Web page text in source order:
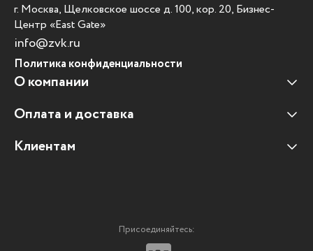
г. Москва, Щелковское шоссе д. 100, кор. 20, Бизнес-
Центр «East Gate»
info@zvk.ru
Политика конфиденциальности
О компании
Наши клиенты
Отзывы клиентов
Оплата и доставка
Оплата и доставка
Клиентам
Мультимедийное оборудование
Присоединяйтесь: